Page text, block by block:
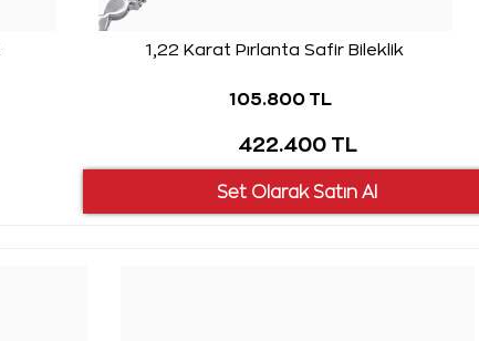
1,22 Karat Pırlanta Safir Bileklik
105.800 TL
422.400 TL